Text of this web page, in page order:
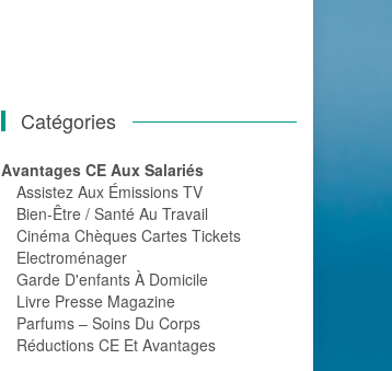
Catégories
Avantages CE Aux Salariés
Assistez Aux Émissions TV
Bien-Être / Santé Au Travail
Cinéma Chèques Cartes Tickets
Electroménager
Garde D'enfants À Domicile
Livre Presse Magazine
Parfums – Soins Du Corps
Réductions CE Et Avantages